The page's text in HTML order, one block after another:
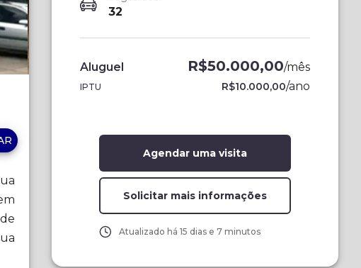
32
Aluguel R$50.000,00/mês
IPTU R$10.000,00/ano
Agendar uma visita
Solicitar mais informações
Atualizado há 15 dias e 7 minutos